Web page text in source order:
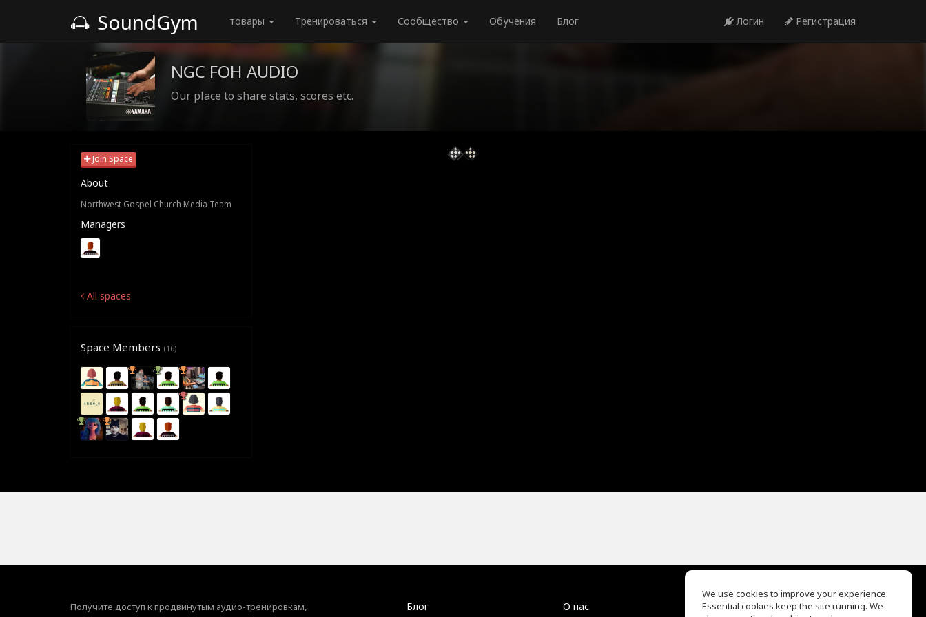
SoundGym товары Тренироваться Сообщество Обучения Блог Логин Регистрация
NGC FOH AUDIO
Our place to share stats, scores etc.
Join Space
About
Northwest Gospel Church Media Team
Managers
All spaces
Space Members (16)
Получите доступ к продвинутым аудио-тренировкам,
Блог
О нас
EQ Ear Training
We use cookies to improve your experience.
Essential cookies keep the site running. We